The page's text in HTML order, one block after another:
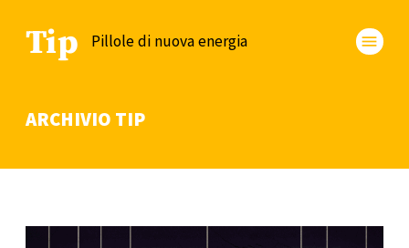
Tip Pillole di nuova energia menu
ARCHIVIO TIP